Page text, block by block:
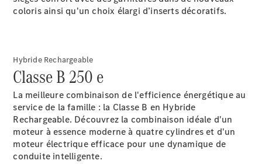
Notre Groupe
coloris ainsi qu'un choix élargi d’inserts décoratifs.
Hybride Rechargeable
Classe B 250 e
La meilleure combinaison de l'efficience énergétique au
service de la famille : la Classe B en Hybride
Rechargeable. Découvrez la combinaison idéale d'un
moteur à essence moderne à quatre cylindres et d'un
moteur électrique efficace pour une dynamique de
conduite intelligente.